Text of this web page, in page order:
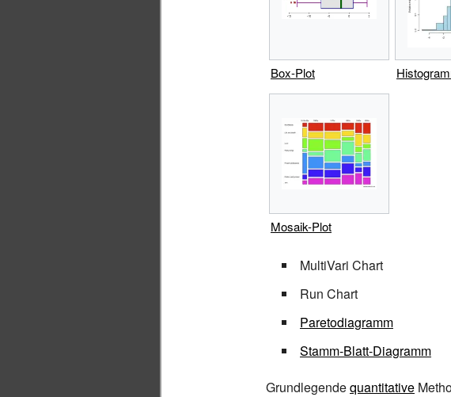
Box-Plot
Mosaik-Plot
MultiVari Chart
Run Chart
Paretodiagramm
Stamm-Blatt-Diagramm
Grundlegendequantitative